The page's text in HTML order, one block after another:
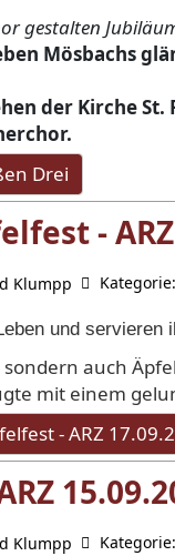
gestalten
Mösbachs
der Kirche
Drei
-
Klumpp Kategorie:
und
auch
mit einem
- ARZ
Klumpp Kategorie: